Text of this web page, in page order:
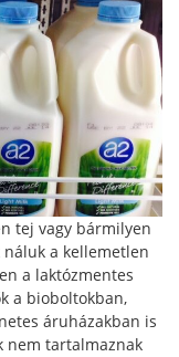
tej vagy bármilyen
a kellemetlen
a laktózmentes
a bioboltokban,
áruházakban is
nem tartalmaznak